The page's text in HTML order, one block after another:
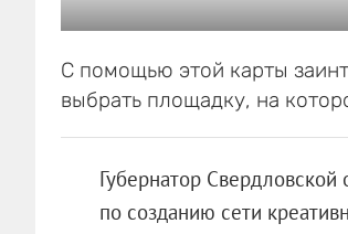
С помощью этой карты
выбрать площадку, на
Губернатор
по созданию сети